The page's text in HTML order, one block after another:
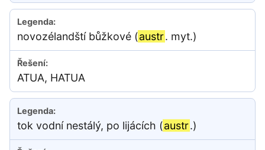
novozélandští bůžkové (austr. myt.)
ATUA, HATUA
tok vodní nestálý, po lijácích (austr.)